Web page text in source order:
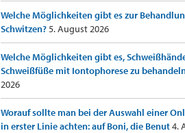
Welche Möglichkeiten gibt es zur
Schwitzen?5. August 2026
Welche Möglichkeiten gibt es,
Schweißfüße mit Iontophorese zu
2026
Worauf sollte man bei der Auswahl einer
in erster Linie achten: auf Boni, die Benut4.